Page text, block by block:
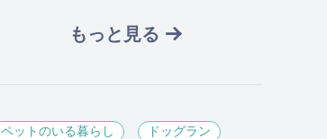
もっと見る
ペットのいる暮らし ドッグラン